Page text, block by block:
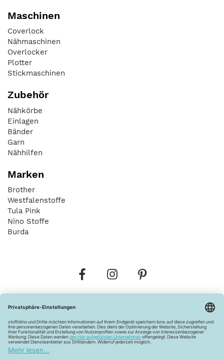
Maschinen
Coverlock
Nähmaschinen
Overlocker
Plotter
Stickmaschinen
Zubehör
Nähkörbe
Einlagen
Bänder
Garn
Nähhilfen
Marken
Brother
Westfalenstoffe
Tula Pink
Nino Stoffe
Burda
Widerrufsbelehrung Vertrag widerrufen
Barrierefreiheitserklärung